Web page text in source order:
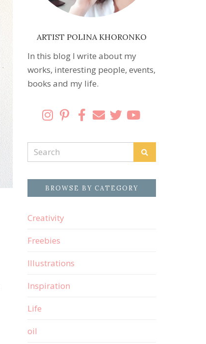
ARTIST POLINA KHORONKO
In this blog I write about my
works, interesting people, events,
books and my life.
Search
for:
BROWSE BY CATEGORY
Creativity
Freebies
Illustrations
Inspiration
Life
oil